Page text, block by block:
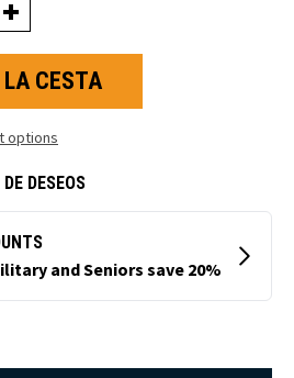
Aumentar
la
cantidad
chaquetas
almacenamiento
frío
Drive
options
DESEOS